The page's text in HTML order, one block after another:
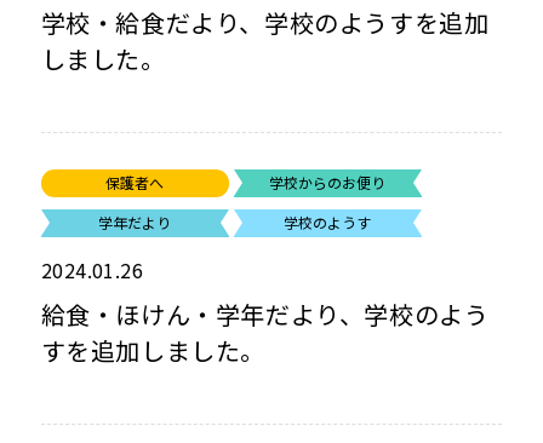
学校・給食だより、学校のようすを追加
しました。
保護者へ
学校からのお便り
学年だより
学校のようす
2024.01.26
給食・ほけん・学年だより、学校のよう
すを追加しました。